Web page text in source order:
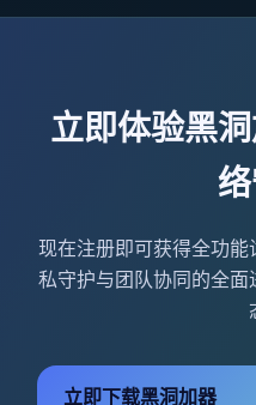
立即体验黑
现在注册即可获得全功
私守护与团队协同的全
立即下载黑洞加器